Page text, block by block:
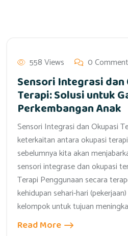
558 Views 0 Comment
Sensori Integrasi dan
Terapi: Solusi untuk
Perkembangan Anak
Sensori Integrasi dan Okupasi
keterkaitan antara okupasi
sebelumnya kita akan
sensori integrase dan okupasi
Terapi Penggunaan secara
kehidupan sehari-hari
kelompok untuk tujuan
Read More